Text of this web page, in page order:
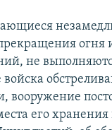
огня
не
войска
вооружение
его